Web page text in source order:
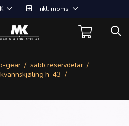
Inkl. moms
gear
sabb reservdelar
h-43